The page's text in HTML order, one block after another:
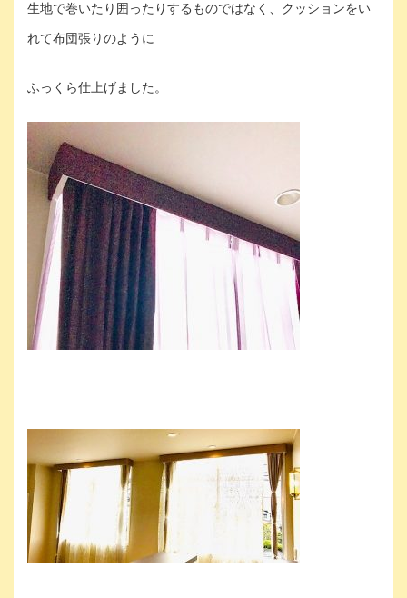
生地で巻いたり囲ったりするものではなく、クッションをい
れて布団張りのように
ふっくら仕上げました。